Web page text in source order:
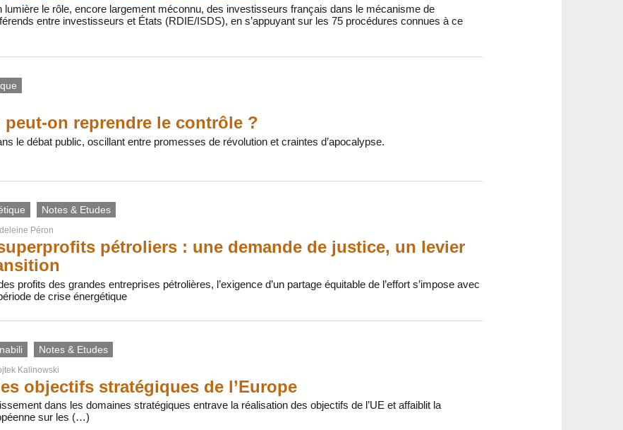
lumière le rôle, encore largement méconnu, des investisseurs français dans le mécanisme de
entre investisseurs et États (RDIE/ISDS), en s’appuyant sur les 75 procédures connues à ce
peut-on reprendre le contrôle ?
le débat public, oscillant entre promesses de révolution et craintes d’apocalypse.
Notes & Etudes
Péron
pétroliers : une demande de justice, un levier
profits des grandes entreprises pétrolières, l’exigence d’un partage équitable de l’effort s’impose avec
de crise énergétique
Notes & Etudes
Kalinowski
objectifs stratégiques de l’Europe
dans les domaines stratégiques entrave la réalisation des objectifs de l’UE et affaiblit la
sur les (…)